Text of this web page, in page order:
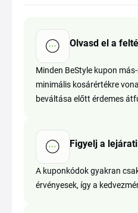
Olvasd el a
Minden BeStyle kupon
minimális kosárértékre
beváltása előtt érdemes
Figyelj a
A kuponkódok gyakran
érvényesek, így a